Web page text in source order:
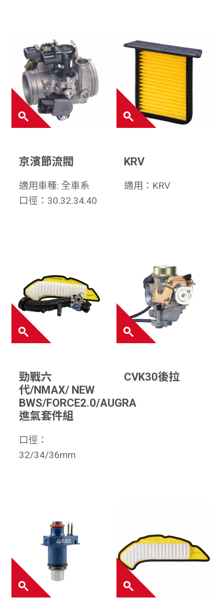
京濱節流閥
適用車種: 全車系
口徑：30.32.34.40
KRV
適用：KRV
勁戰六
代/NMAX/ NEW
BWS/FORCE2.0/AUGRA
進氣套件組
口徑：
32/34/36mm
CVK30後拉